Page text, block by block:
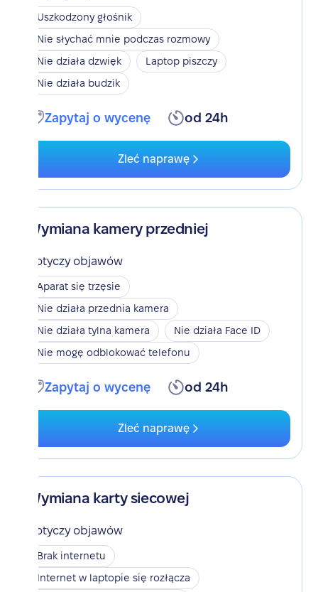
Uszkodzony głośnik
Nie słychać mnie podczas rozmowy
Nie działa dzwięk
Laptop piszczy
Nie działa budzik
Zapytaj o wycenę od 24h
Zleć naprawę
Wymiana kamery przedniej
Dotyczy objawów
Aparat się trzęsie
Nie działa przednia kamera
Nie działa tylna kamera
Nie działa Face ID
Nie mogę odblokować telefonu
Zapytaj o wycenę od 24h
Zleć naprawę
Wymiana karty siecowej
Dotyczy objawów
Brak internetu
Internet w laptopie się rozłącza